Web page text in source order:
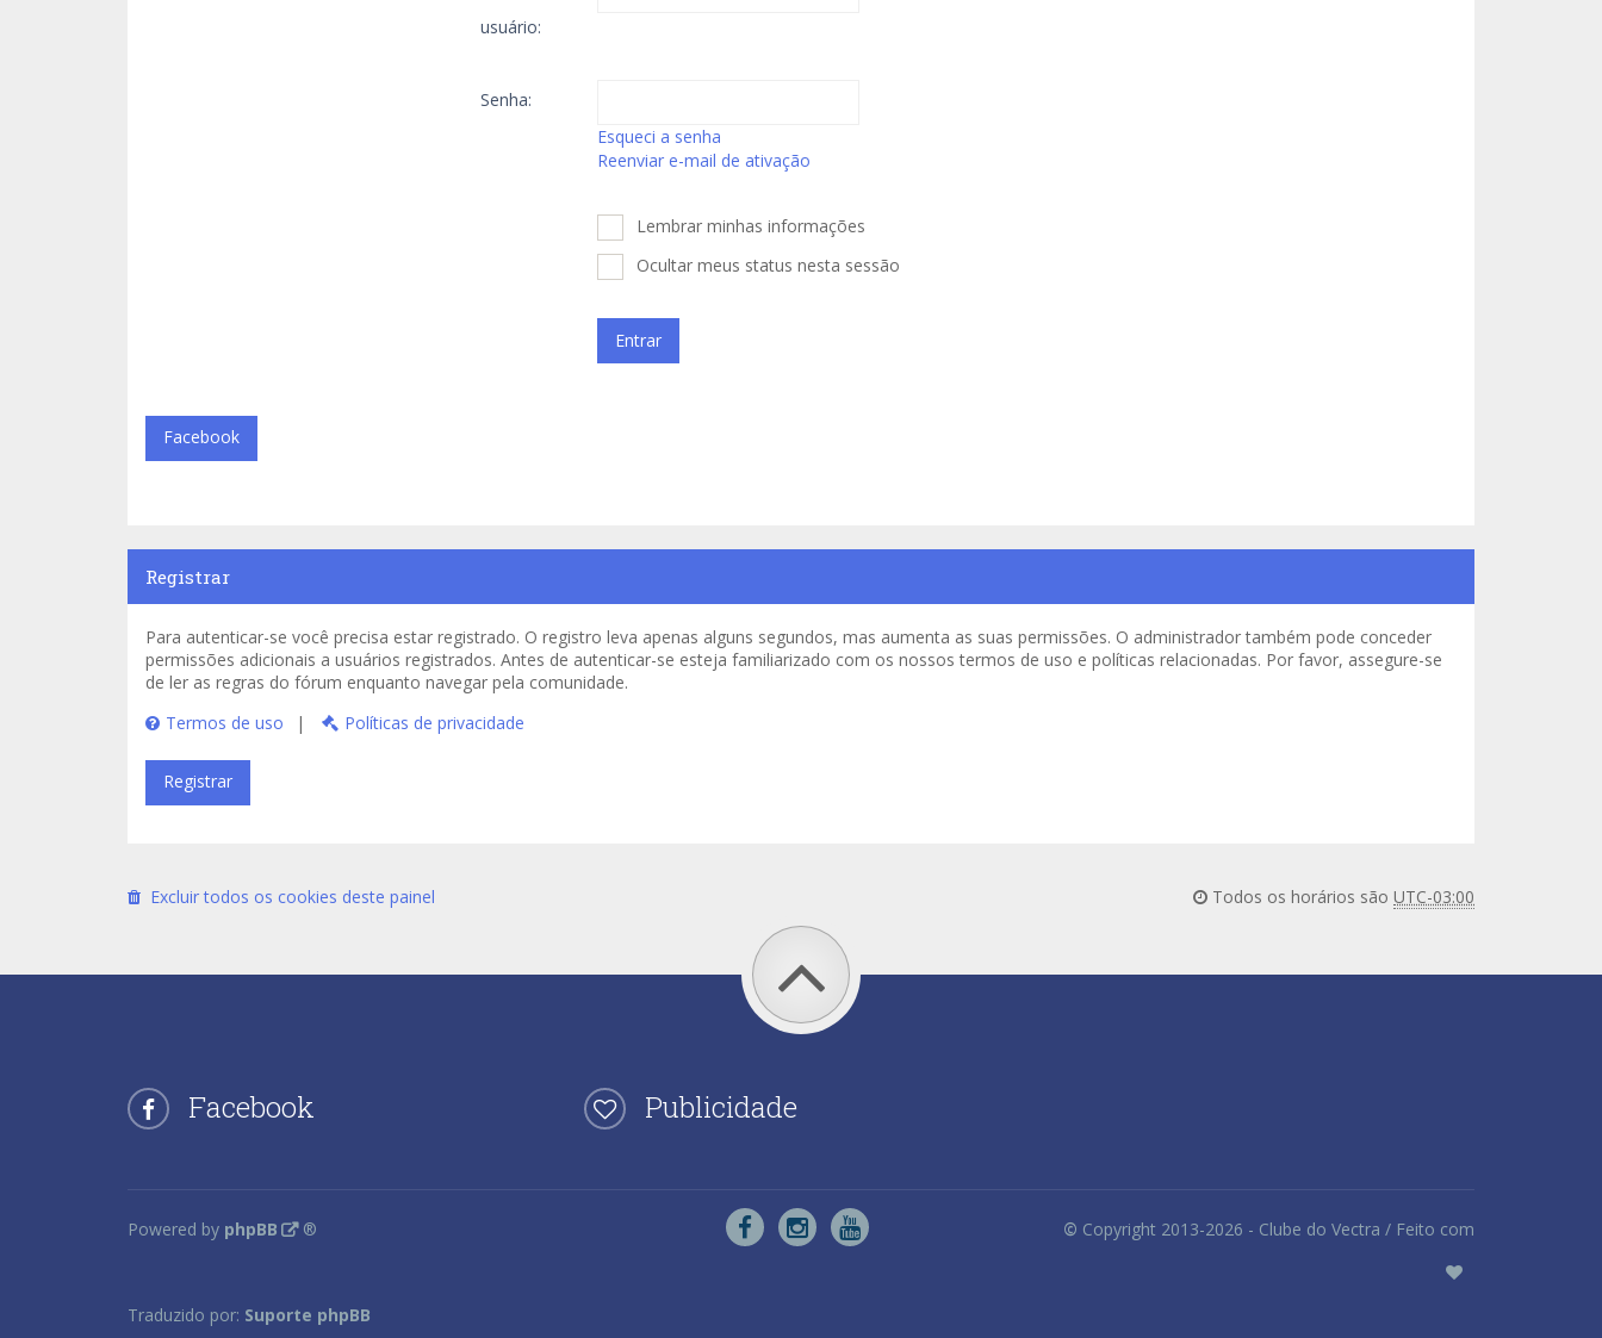
usuário:
Senha:
Esqueci a senha
Reenviar e-mail de ativação
Lembrar minhas informações
Ocultar meus status nesta sessão
Facebook
Registrar
Para autenticar-se você precisa estar registrado. O registro leva apenas alguns segundos, mas aumenta as suas permissões. O administrador também pode conceder
permissões adicionais a usuários registrados. Antes de autenticar-se esteja familiarizado com os nossos termos de uso e políticas relacionadas. Por favor, assegure-se
de ler as regras do fórum enquanto navegar pela comunidade.
Termos de uso
| Políticas de privacidade
Registrar
Excluir todos os cookies deste painel Todos os horários são UTC-03:00
Facebook Publicidade
Powered by phpBB ® © Copyright 2013-2026 - Clube do Vectra / Feito com
Traduzido por: Suporte phpBB